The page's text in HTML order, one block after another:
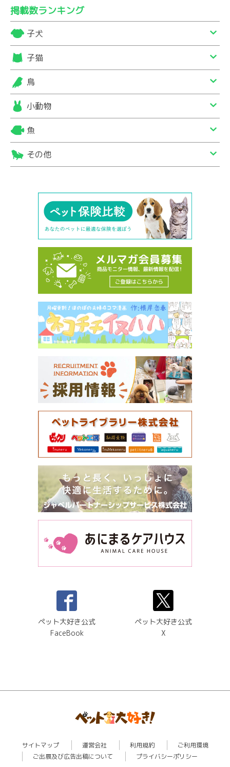
掲載数ランキング
子犬
子猫
鳥
小動物
魚
その他
ペット大好き公式
FaceBook
ペット大好き公式
X
サイトマップ 運営会社 利用規約
ご利用環境
ご出展及び広告出稿について
プライバシーポリシー